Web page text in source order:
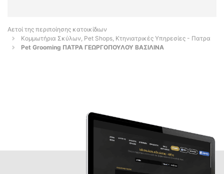
Αετοί της περιποίησης κατοικίδιων
Κομμωτήρια Σκύλων, Pet Shops, Κτηνιατρικές Υπηρεσίες - Πατρα
Pet Grooming ΠΑΤΡΑ ΓΕΩΡΓΟΠΟΥΛΟΥ ΒΑΣΙΛΙΝΑ